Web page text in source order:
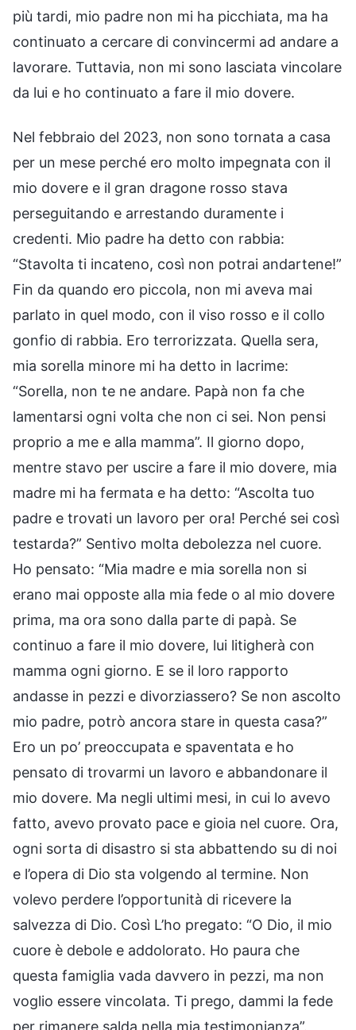
più tardi, mio padre non mi ha picchiata, ma ha
continuato a cercare di convincermi ad andare a
lavorare. Tuttavia, non mi sono lasciata vincolare
da lui e ho continuato a fare il mio dovere.
Nel febbraio del 2023, non sono tornata a casa
per un mese perché ero molto impegnata con il
mio dovere e il gran dragone rosso stava
perseguitando e arrestando duramente i
credenti. Mio padre ha detto con rabbia:
“Stavolta ti incateno, così non potrai andartene!”
Fin da quando ero piccola, non mi aveva mai
parlato in quel modo, con il viso rosso e il collo
gonfio di rabbia. Ero terrorizzata. Quella sera,
mia sorella minore mi ha detto in lacrime:
“Sorella, non te ne andare. Papà non fa che
lamentarsi ogni volta che non ci sei. Non pensi
proprio a me e alla mamma”. Il giorno dopo,
mentre stavo per uscire a fare il mio dovere, mia
madre mi ha fermata e ha detto: “Ascolta tuo
padre e trovati un lavoro per ora! Perché sei così
testarda?” Sentivo molta debolezza nel cuore.
Ho pensato: “Mia madre e mia sorella non si
erano mai opposte alla mia fede o al mio dovere
prima, ma ora sono dalla parte di papà. Se
continuo a fare il mio dovere, lui litigherà con
mamma ogni giorno. E se il loro rapporto
andasse in pezzi e divorziassero? Se non ascolto
mio padre, potrò ancora stare in questa casa?”
Ero un po’ preoccupata e spaventata e ho
pensato di trovarmi un lavoro e abbandonare il
mio dovere. Ma negli ultimi mesi, in cui lo avevo
fatto, avevo provato pace e gioia nel cuore. Ora,
ogni sorta di disastro si sta abbattendo su di noi
e l’opera di Dio sta volgendo al termine. Non
volevo perdere l’opportunità di ricevere la
salvezza di Dio. Così L’ho pregato: “O Dio, il mio
cuore è debole e addolorato. Ho paura che
questa famiglia vada davvero in pezzi, ma non
voglio essere vincolata. Ti prego, dammi la fede
per rimanere salda nella mia testimonianza”.